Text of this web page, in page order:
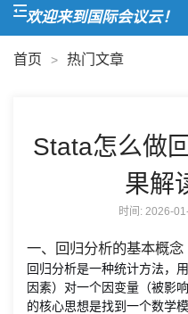
欢迎来到国际会议云！
首页 > 热门文章
Stata怎么做
果解
时间: 2026-
一、回归分析的基本概念
回归分析是一种统计方法，
因素）对一个因变量（被影
的核心思想是找到一个数学